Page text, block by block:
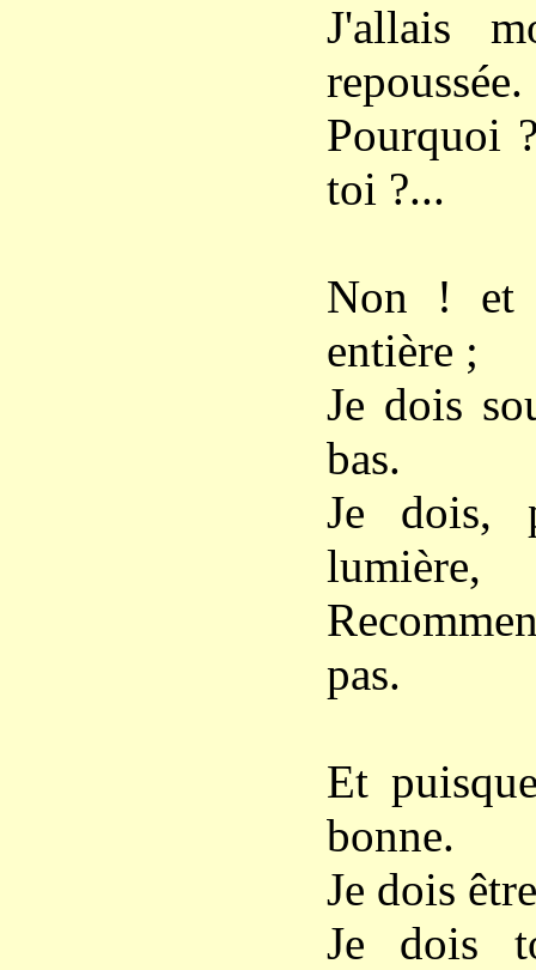
J'allais
repoussée.
Pourquoi
toi ?...
Non ! et
entière ;
Je dois
bas.
Je dois,
lumière,
pas.
Et
bonne.
Je dois
Je dois